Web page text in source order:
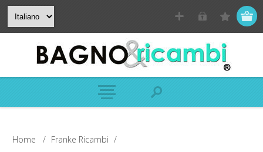
Home / Franke Ricambi /